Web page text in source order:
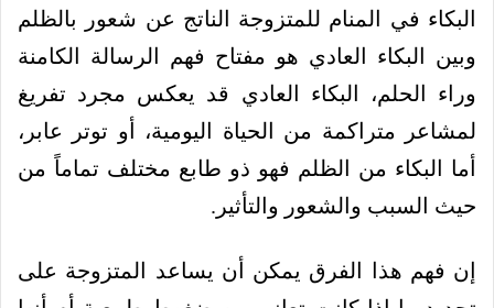
البكاء في المنام للمتزوجة الناتج عن شعور بالظلم
وبين البكاء العادي هو مفتاح فهم الرسالة الكامنة
وراء الحلم، البكاء العادي قد يعكس مجرد تفريغ
لمشاعر متراكمة من الحياة اليومية، أو توتر عابر،
أما البكاء من الظلم فهو ذو طابع مختلف تماماً من
حيث السبب والشعور والتأثير.
إن فهم هذا الفرق يمكن أن يساعد المتزوجة على